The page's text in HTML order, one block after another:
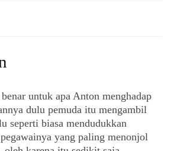
untuk apa Anton menghadap
dulu pemuda itu mengambil
seperti biasa mendudukkan
yang paling menonjol